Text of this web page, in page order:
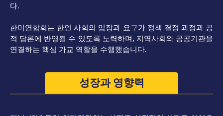
다.
한미연합회는 한인 사회의 입장과 요구가 정책 결정 과정과 공
적 담론에 반영될 수 있도록 노력하며, 지역사회와 공공기관을
연결하는 핵심 가교 역할을 수행했습니다.
성장과 영향력